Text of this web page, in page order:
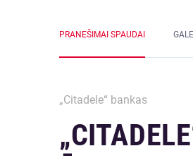
PRANEŠIMAI SPAUDAI
„Citadele“ bankas